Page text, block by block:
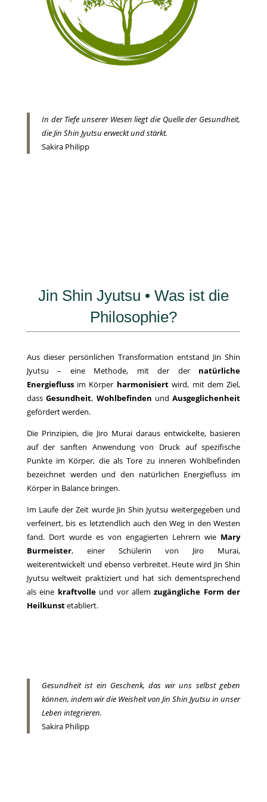
In der Tiefe unserer Wesen liegt die Quelle der Gesundheit,
die Jin Shin Jyutsu erweckt und stärkt.
Sakira Philipp
Jin Shin Jyutsu • Was ist die
Philosophie?
Aus dieser persönlichen Transformation entstand Jin Shin
Jyutsu – eine Methode, mit der der natürliche
Energieflussim Körper harmonisiertwird, mit dem Ziel,
dassGesundheit, Wohlbefinden undAusgeglichenheit
gefördert werden.
Die Prinzipien, die Jiro Murai daraus entwickelte, basieren
auf der sanften Anwendung von Druck auf spezifische
Punkte im Körper, die als Tore zu inneren Wohlbefinden
bezeichnet werden und den natürlichen Energiefluss im
Körper in Balance bringen.
Im Laufe der Zeit wurde Jin Shin Jyutsu weitergegeben und
verfeinert, bis es letztendlich auch den Weg in den Westen
fand. Dort wurde es von engagierten Lehrern wie Mary
Burmeister, einer Schülerin von Jiro Murai,
weiterentwickelt und ebenso verbreitet. Heute wird Jin Shin
Jyutsu weltweit praktiziert und hat sich dementsprechend
als eine kraftvolleund vor allemzugängliche Form der
Heilkunstetabliert.
Gesundheit ist ein Geschenk, das wir uns selbst geben
können, indem wir die Weisheit von Jin Shin Jyutsu in unser
Leben integrieren.
Sakira Philipp